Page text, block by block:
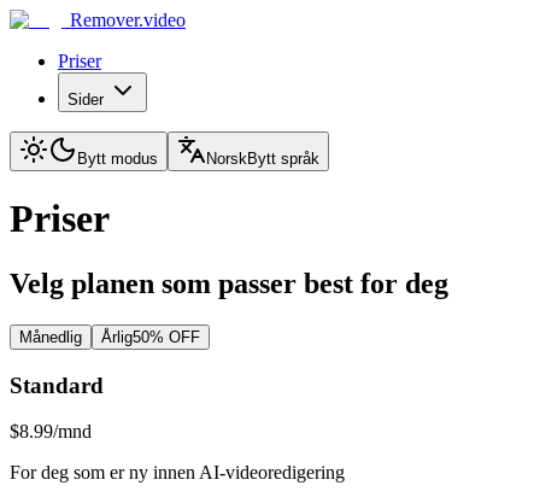
Remover.video
Priser
Sider
Bytt modus NorskBytt språk
Priser
Velg planen som passer best for deg
Månedlig Årlig50% OFF
Standard
$8.99/mnd
For deg som er ny innen AI-videoredigering